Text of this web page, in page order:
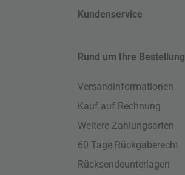
Kundenservice
Rund um Ihre Bestellung
Versandinformationen
Kauf auf Rechnung
Weitere Zahlungsarten
60 Tage Rückgaberecht
Rücksendeunterlagen